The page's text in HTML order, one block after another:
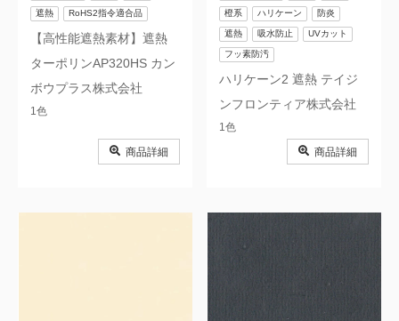
食品衛生法対応 B種膜材料
C種膜材料 PVDF防汚
フッ素防汚
シックハウス
【高性能遮熱素材】遮熱
ターポリンAP320HS カン
ボウプラス株式会社
遮熱 RoHS2指令適合品
1色
商品詳細
ハリケーン2 遮熱 テイジ
ンフロンティア株式会社
橙系 ハリケーン 防炎
遮熱 吸水防止 UVカット
フッ素防汚
1色
商品詳細